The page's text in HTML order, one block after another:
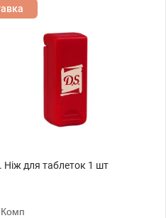
Ніж для таблеток 1 шт